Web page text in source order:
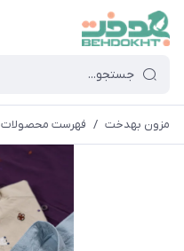
مزون بهدخت / فهرست محصولات